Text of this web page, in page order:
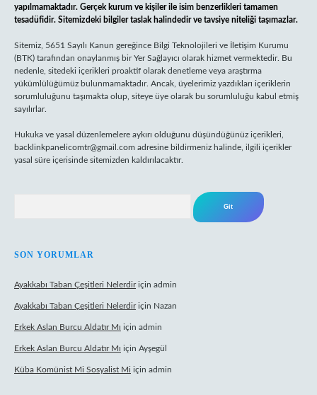
yapılmamaktadır. Gerçek kurum ve kişiler ile isim benzerlikleri tamamen
tesadüfidir. Sitemizdeki bilgiler taslak halindedir ve tavsiye niteliği taşımazlar.
Sitemiz, 5651 Sayılı Kanun gereğince Bilgi Teknolojileri ve İletişim Kurumu
(BTK) tarafından onaylanmış bir Yer Sağlayıcı olarak hizmet vermektedir. Bu
nedenle, sitedeki içerikleri proaktif olarak denetleme veya araştırma
yükümlülüğümüz bulunmamaktadır. Ancak, üyelerimiz yazdıkları içeriklerin
sorumluluğunu taşımakta olup, siteye üye olarak bu sorumluluğu kabul etmiş
sayılırlar.
Hukuka ve yasal düzenlemelere aykırı olduğunu düşündüğünüz içerikleri,
backlinkpanelicomtr@gmail.com adresine bildirmeniz halinde, ilgili içerikler
yasal süre içerisinde sitemizden kaldırılacaktır.
SON YORUMLAR
Ayakkabı Taban Çeşitleri Nelerdiriçin admin
Ayakkabı Taban Çeşitleri Nelerdiriçin Nazan
Erkek Aslan Burcu Aldatır Mı için admin
Erkek Aslan Burcu Aldatır Mı için Ayşegül
Küba Komünist Mi Sosyalist Mi için admin